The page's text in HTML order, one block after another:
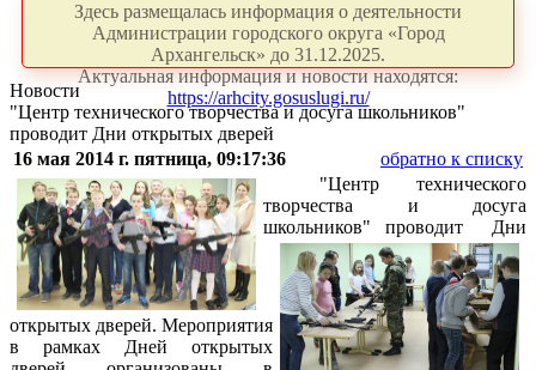
Здесь размещалась информация о деятельности
Администрации городского округа «Город
Архангельск» до 31.12.2025.
Актуальная информация и новости находятся:
https://arhcity.gosuslugi.ru/
Новости
"Центр технического творчества и досуга школьников"
проводит Дни открытых дверей
16 мая 2014 г. пятница, 09:17:36
обратно к списку
"Центр технического
творчества и досуга
школьников" проводит Дни
открытых дверей. Мероприятия
в рамках Дней открытых